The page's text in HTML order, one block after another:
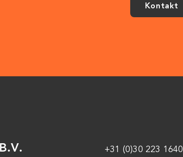
Kontakt
+31 (0)30 223 1640